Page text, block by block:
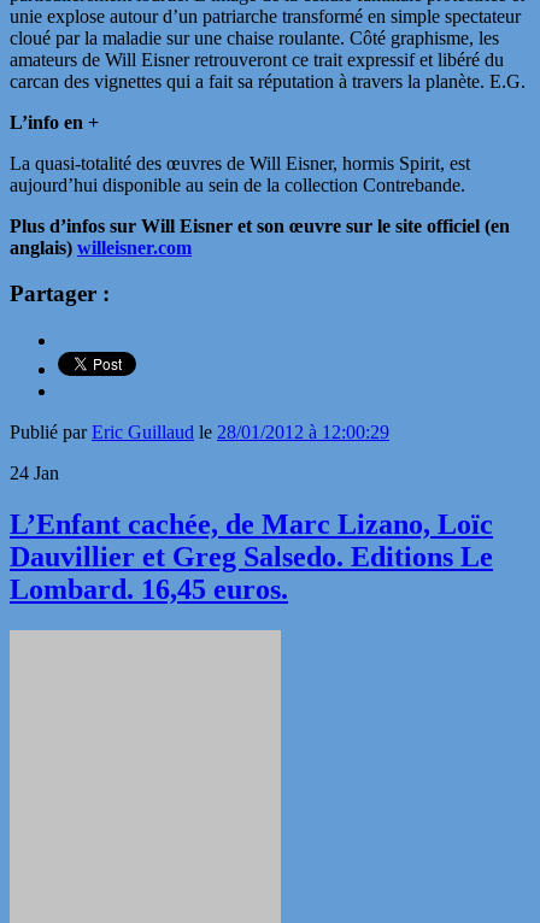
unie explose autour d’un patriarche transformé en simple spectateur
cloué par la maladie sur une chaise roulante. Côté graphisme, les
amateurs de Will Eisner retrouveront ce trait expressif et libéré du
carcan des vignettes qui a fait sa réputation à travers la planète. E.G.
L’info en +
La quasi-totalité des œuvres de Will Eisner, hormis Spirit, est
aujourd’hui disponible au sein de la collection Contrebande.
Plus d’infos sur Will Eisner et son œuvre sur le site officiel (en
anglais) willeisner.com
Partager :
Publié parEric Guillaud le 28/01/2012 à 12:00:29
24 Jan
L’Enfant cachée, de Marc Lizano, Loïc
Dauvillier et Greg Salsedo. Editions Le
Lombard. 16,45 euros.